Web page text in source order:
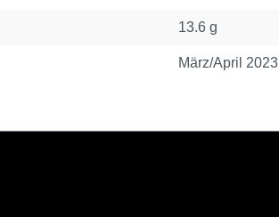
13.6 g
März/April 2023